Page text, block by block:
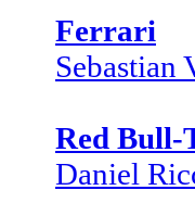
Ferrari
Sebastian
Red Bull-
Daniel